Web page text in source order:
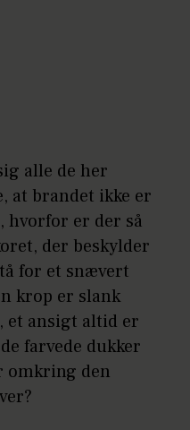
alle de her
at brandet ikke er
hvorfor er der så
der beskylder
for et snævert
krop er slank
et ansigt altid er
farvede dukker
omkring den